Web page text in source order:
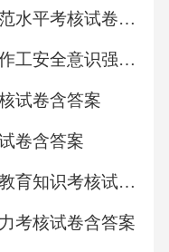
过热，应（）。
炭素混捏工安全生产规范水平考核试卷含答案
碳五碳六异构化装置操作工安全意识强化知识考核试卷含答案
试卷含答案
卷含答案
木地板表面装饰工安全教育知识考核试卷含答案
考核试卷含答案